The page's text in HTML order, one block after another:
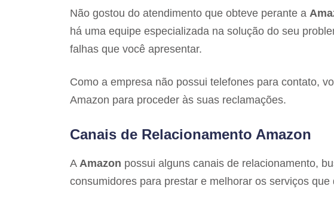
Não gostou do atendimento que obteve perante a
há uma equipe especializada na solução do seu
falhas que você apresentar.
Como a empresa não possui telefones para contato,
Amazon para proceder às suas reclamações.
Canais de Relacionamento Amazon
A Amazon possui alguns canais de relacionamento,
consumidores para prestar e melhorar os serviços